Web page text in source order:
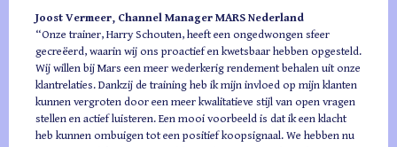
Joost Vermeer, Channel Manager MARS Nederland
“Onze trainer, Harry Schouten, heeft een ongedwongen sfeer
gecreëerd, waarin wij ons proactief en kwetsbaar hebben opgesteld.
Wij willen bij Mars een meer wederkerig rendement behalen uit onze
klantrelaties. Dankzij de training heb ik mijn invloed op mijn klanten
kunnen vergroten door een meer kwalitatieve stijl van open vragen
stellen en actief luisteren. Een mooi voorbeeld is dat ik een klacht
heb kunnen ombuigen tot een positief koopsignaal. We hebben nu